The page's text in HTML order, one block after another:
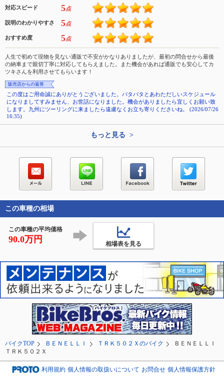
対応スピード 5点
説明のわかりやすさ 5点
おすすめ度 5点
人生で初めて現物を見ない通販で不安がかなりありましたが、最初の問合せから最後
の納車まで親切丁寧に対応してもらえました。また機会があれば通販でも安心してカ
ツキさんを利用させてもらいます！
販売店からの返答
この度はご用命誠にありがとうございました。バタバタとあわただしいスケジュール
になりましてすみません、お世話になりました。機会がありましたら宜しくお願い致
します。九州にツーリングに来ましたら遠慮なくお立ち寄りくださいね。 (2026/07/26
16:35)
もっと見る >
この車種の相場
この車種の平均価格
90.0万円 相場表を見る
バイクTOP ＢＥＮＥＬＬＩ ＴＲＫ５０２Ｘのバイク
ＢＥＮＥＬＬＩ
ＴＲＫ５０２Ｘ
利用規約 個人情報の取扱いについて お問合せ 個人情報保護方針